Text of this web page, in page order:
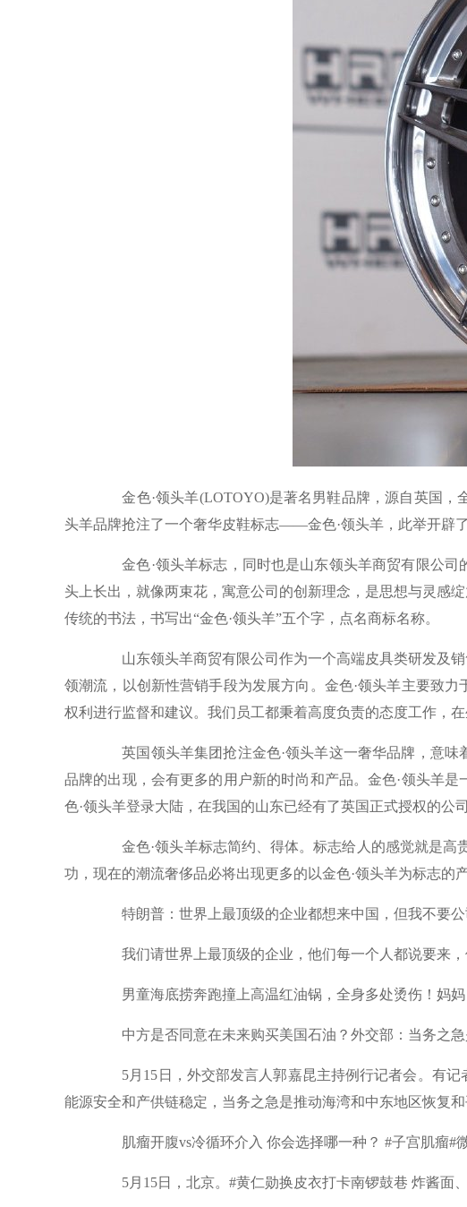
金色·领头羊(LOTOYO)是著名男鞋品牌，源自英国，
头羊品牌抢注了一个奢华皮鞋标志——金色·领头羊，此举开辟
金色·领头羊标志，同时也是山东领头羊商贸有限公司
头上长出，就像两束花，寓意公司的创新理念，是思想与灵感
传统的书法，书写出“金色·领头羊”五个字，点名商标名称。
山东领头羊商贸有限公司作为一个高端皮具类研发及销
领潮流，以创新性营销手段为发展方向。金色·领头羊主要致
权利进行监督和建议。我们员工都秉着高度负责的态度工作，
英国领头羊集团抢注金色·领头羊这一奢华品牌，意味
品牌的出现，会有更多的用户新的时尚和产品。金色·领头羊
色·领头羊登录大陆，在我国的山东已经有了英国正式授权的
金色·领头羊标志简约、得体。标志给人的感觉就是高
功，现在的潮流奢侈品必将出现更多的以金色·领头羊为标志的
特朗普：世界上最顶级的企业都想来中国，但我不要公
我们请世界上最顶级的企业，他们每一个人都说要来，
男童海底捞奔跑撞上高温红油锅，全身多处烫伤！妈妈
中方是否同意在未来购买美国石油？外交部：当务之急
5月15日，外交部发言人郭嘉昆主持例行记者会。有记
能源安全和产供链稳定，当务之急是推动海湾和中东地区恢复和
肌瘤开腹vs冷循环介入 你会选择哪一种？ #子宫肌瘤#
5月15日，北京。#黄仁勋换皮衣打卡南锣鼓巷 炸酱面